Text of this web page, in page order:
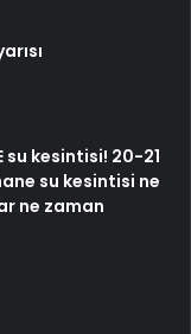
su kesintisi! 20-21
su kesintisi ne
ne zaman